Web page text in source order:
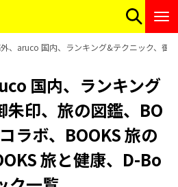
、aruco 国内、ランキング&テクニック、御
国内、ランキング
朱印、旅の図鑑、BO
ラボ、BOOKS 旅の
旅と健康、D-Bo